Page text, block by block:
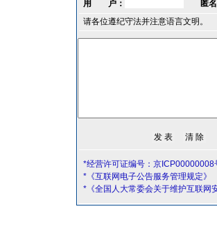
用 户：
匿
请各位遵纪守法并注意语言文明。
*经营许可证编号：京ICP00000008
*《互联网电子公告服务管理规定》
*《全国人大常委会关于维护互联网